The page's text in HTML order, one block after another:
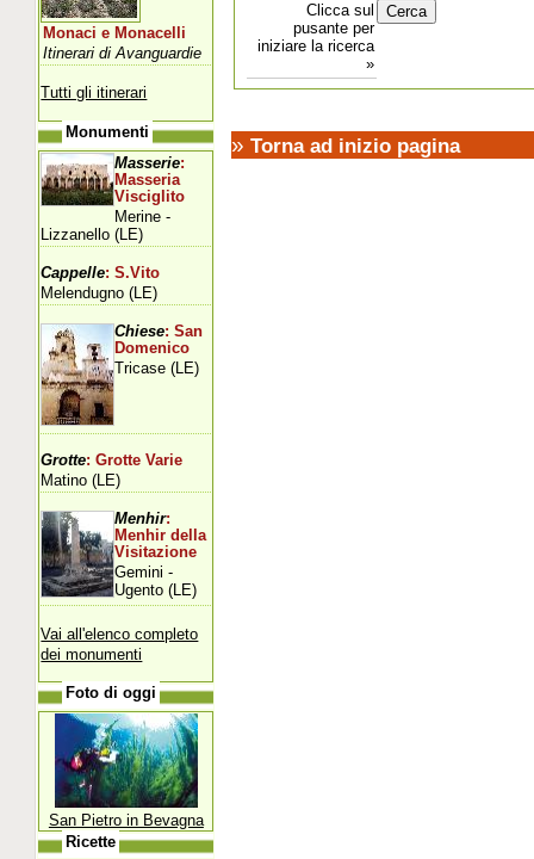
Clicca sul
pusante per
iniziare la ricerca
»
» Torna ad inizio pagina
Monaci e Monacelli
Itinerari di Avanguardie
Tutti gli itinerari
Monumenti
Masserie:
Masseria
Visciglito
Merine -
Lizzanello (LE)
Cappelle: S.Vito
Melendugno (LE)
Chiese: San
Domenico
Tricase (LE)
Grotte: Grotte Varie
Matino (LE)
Menhir:
Menhir della
Visitazione
Gemini -
Ugento (LE)
Vai all'elenco completo
dei monumenti
Foto di oggi
San Pietro in Bevagna
Ricette